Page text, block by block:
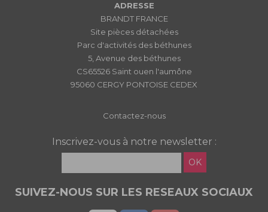
ADRESSE
BRANDT FRANCE
Site pièces détachées
Parc d'activités des béthunes
5, Avenue des béthunes
CS65526 Saint ouen l'aumône
95060 CERGY PONTOISE CEDEX
Contactez-nous
Inscrivez-vous à notre newsletter :
OK
SUIVEZ-NOUS SUR LES RESEAUX SOCIAUX